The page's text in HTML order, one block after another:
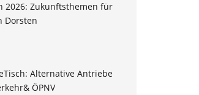
2026: Zukunftsthemen für
Dorsten
Alternative Antriebe
ÖPNV